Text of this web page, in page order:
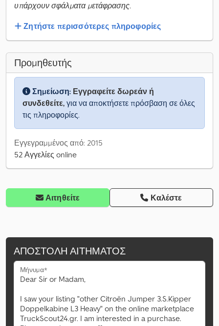
υπάρχουν σφάλματα μετάφρασης.
Ζητήστε περισσότερες πληροφορίες
Προμηθευτής
Σημείωση: Εγγραφείτε δωρεάν ή
συνδεθείτε, για να αποκτήσετε πρόσβαση σε όλες
τις πληροφορίες.
Εγγεγραμμένος από: 2015
52 Αγγελίες online
Αιτηθείτε Καλέστε
ΑΠΟΣΤΟΛΉ ΑΙΤΉΜΑΤΟΣ
Μήνυμα*